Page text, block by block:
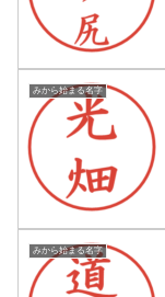
みから始まる名字
みから始まる名字